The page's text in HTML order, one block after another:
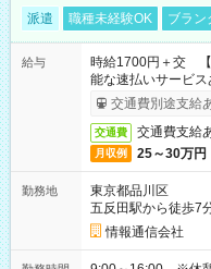
派遣 職種未経験OK ブラン
給与
時給1700円＋交
能な速払いサービス
交通費別途支給
交通費 交通費支給
月収例 25～30万円
勤務地
東京都品川区
五反田駅から徒歩7
情報通信会社